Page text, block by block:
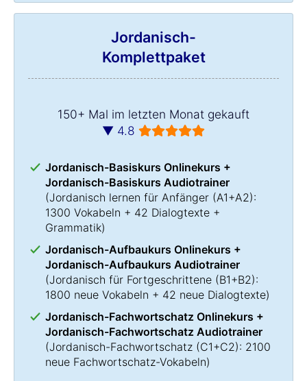
Jordanisch-
Komplettpaket
150+ Mal im letzten Monat gekauft
▼ 4.8
Jordanisch-Basiskurs Onlinekurs +
Jordanisch-Basiskurs Audiotrainer
(Jordanisch lernen für Anfänger (A1+A2):
1300 Vokabeln + 42 Dialogtexte +
Grammatik)
Jordanisch-Aufbaukurs Onlinekurs +
Jordanisch-Aufbaukurs Audiotrainer
(Jordanisch für Fortgeschrittene (B1+B2):
1800 neue Vokabeln + 42 neue Dialogtexte)
Jordanisch-Fachwortschatz Onlinekurs +
Jordanisch-Fachwortschatz Audiotrainer
(Jordanisch-Fachwortschatz (C1+C2): 2100
neue Fachwortschatz-Vokabeln)